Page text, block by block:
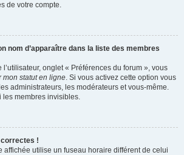
de votre compte.
nom d’apparaître dans la liste des membres
onglet « Préférences du forum », vous
mon statut en ligne. Si vous activez cette option vous
administrateurs, les modérateurs et vous-même.
les membres invisibles.
correctes !
affichée utilise un fuseau horaire différent de celui